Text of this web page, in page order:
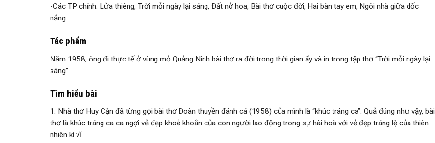
-Các TP chính: Lửa thiêng, Trời mỗi ngày lại sáng, Đất nở hoa, Bài thơ cuộc đời, Hai bàn tay em, Ngôi nhà giữa dốc
nắng.
Tác phẩm
Năm 1958, ông đi thực tế ở vùng mỏ Quảng Ninh bài thơ ra đời trong thời gian ấy và in trong tập thơ “Trời mỗi ngày lại
sáng”
Tìm hiểu bài
1. Nhà thơ Huy Cận đã từng gọi bài thơ Đoàn thuyền đánh cá (1958) của mình là “khúc tráng ca”. Quả đúng như­ vậy, bài
thơ là khúc tráng ca ca ngợi vẻ đẹp khoẻ khoắn của con ng­ười lao động trong sự hài hoà với vẻ đẹp tráng lệ của thiên
nhiên kì vĩ.